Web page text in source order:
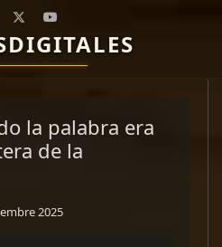
la palabra era
de la
2025